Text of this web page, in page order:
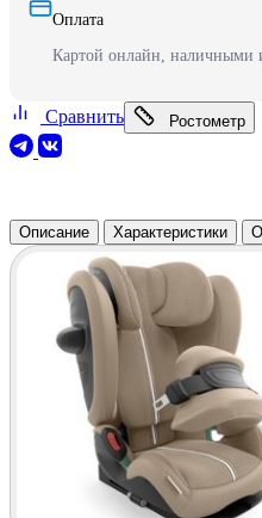
Оплата
Картой онлайн, наличными
Сравнить Ростометр
Описание Характеристики